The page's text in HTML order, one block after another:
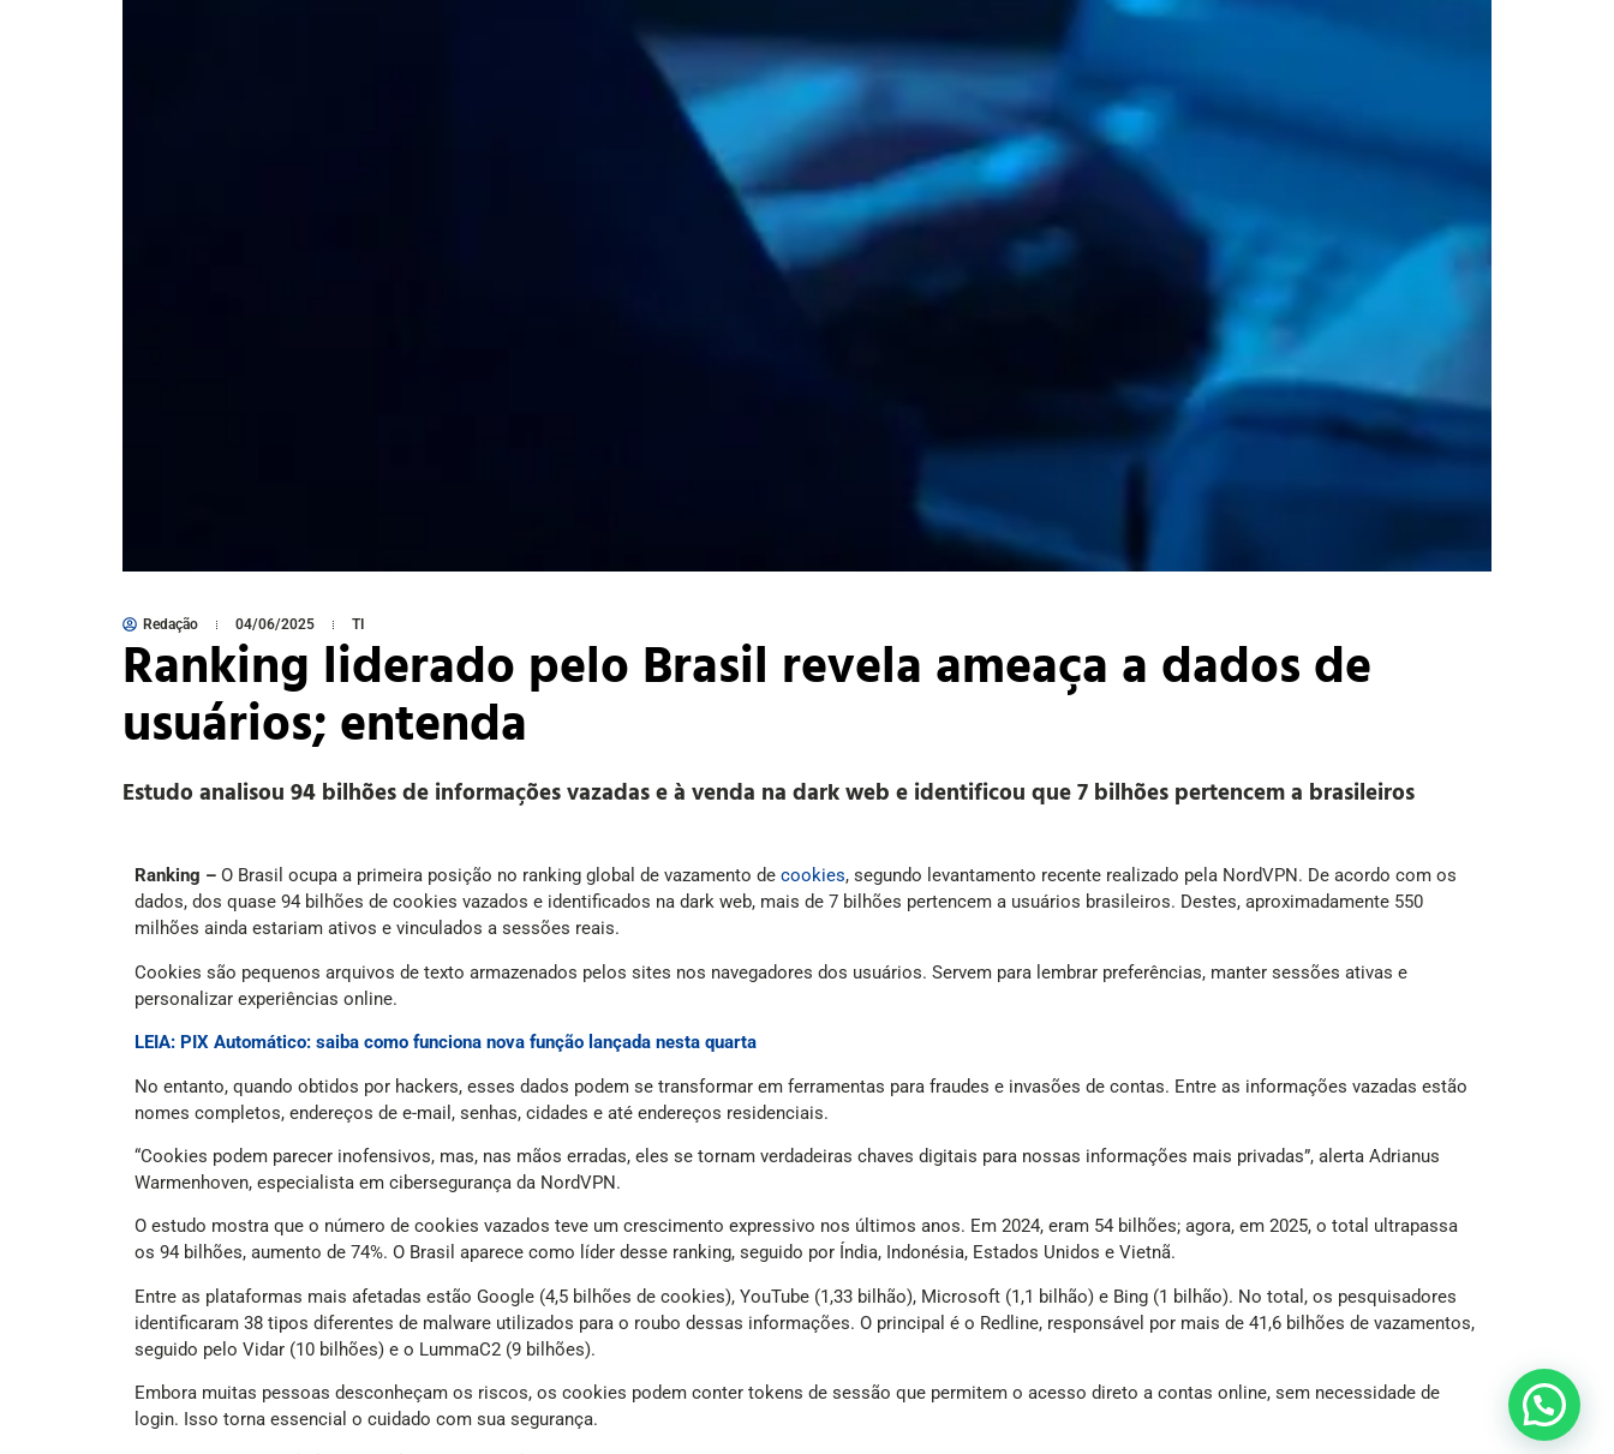
Redação 04/06/2025 TI
Ranking liderado pelo Brasil revela ameaça a dados de
usuários; entenda
Estudo analisou 94 bilhões de informações vazadas e à venda na dark web e identificou que 7 bilhões pertencem a brasileiros
Ranking – O Brasil ocupa a primeira posição no ranking global de vazamento de cookies, segundo levantamento recente realizado pela NordVPN. De acordo com os
dados, dos quase 94 bilhões de cookies vazados e identificados na dark web, mais de 7 bilhões pertencem a usuários brasileiros. Destes, aproximadamente 550
milhões ainda estariam ativos e vinculados a sessões reais.
Cookies são pequenos arquivos de texto armazenados pelos sites nos navegadores dos usuários. Servem para lembrar preferências, manter sessões ativas e
personalizar experiências online.
LEIA: PIX Automático: saiba como funciona nova função lançada nesta quarta
No entanto, quando obtidos por hackers, esses dados podem se transformar em ferramentas para fraudes e invasões de contas. Entre as informações vazadas estão
nomes completos, endereços de e-mail, senhas, cidades e até endereços residenciais.
“Cookies podem parecer inofensivos, mas, nas mãos erradas, eles se tornam verdadeiras chaves digitais para nossas informações mais privadas”, alerta Adrianus
Warmenhoven, especialista em cibersegurança da NordVPN.
O estudo mostra que o número de cookies vazados teve um crescimento expressivo nos últimos anos. Em 2024, eram 54 bilhões; agora, em 2025, o total ultrapassa
os 94 bilhões, aumento de 74%. O Brasil aparece como líder desse ranking, seguido por Índia, Indonésia, Estados Unidos e Vietnã.
Entre as plataformas mais afetadas estão Google (4,5 bilhões de cookies), YouTube (1,33 bilhão), Microsoft (1,1 bilhão) e Bing (1 bilhão). No total, os pesquisadores
identificaram 38 tipos diferentes de malware utilizados para o roubo dessas informações. O principal é o Redline, responsável por mais de 41,6 bilhões de vazamentos,
seguido pelo Vidar (10 bilhões) e o LummaC2 (9 bilhões).
Embora muitas pessoas desconheçam os riscos, os cookies podem conter tokens de sessão que permitem o acesso direto a contas online, sem necessidade de
login. Isso torna essencial o cuidado com sua segurança.